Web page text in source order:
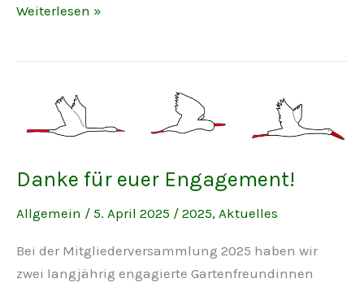
Wissenschaft
Göttingen
forscht
uns
Weiterlesen »
Danke für euer Engagement!
Allgemein / 5. April 2025 / 2025, Aktuelles
Bei der Mitgliederversammlung 2025 haben wir
zwei langjährig engagierte Gartenfreundinnen